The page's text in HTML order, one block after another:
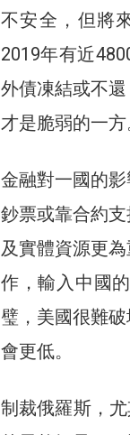
不安全，但將
2019年有近
外債凍結或不
才是脆弱的一
金融對一國的
鈔票或靠合約
及實體資源更
作，輸入中國
璧，美國很難
會更低。
制裁俄羅斯，